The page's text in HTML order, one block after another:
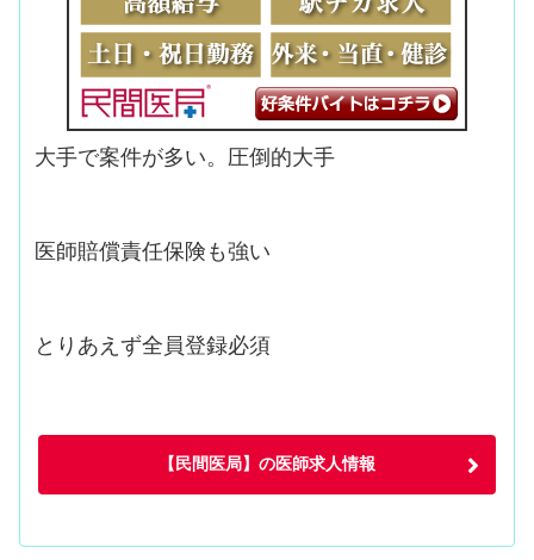
大手で案件が多い。圧倒的大手
医師賠償責任保険も強い
とりあえず全員登録必須
【民間医局】の医師求人情報